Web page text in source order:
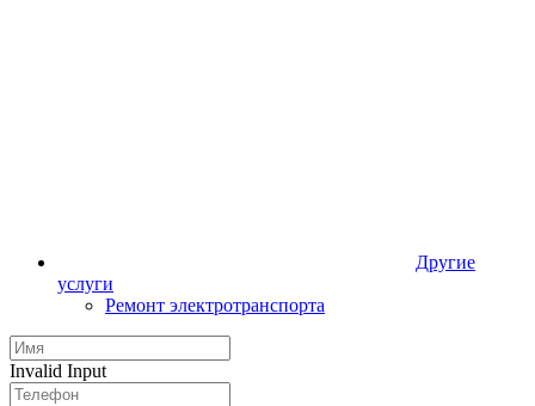
Другие
услуги
Ремонт электротранспорта
Invalid Input